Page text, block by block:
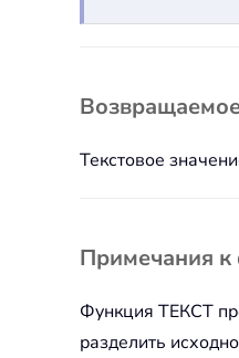
Текстовое
Примечания
Функция ТЕКСТ
разделить